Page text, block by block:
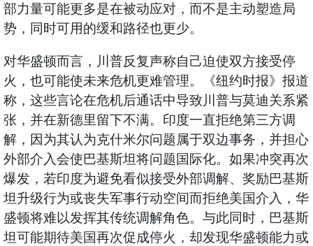
部力量可能更多是在被动应对，而不是主动塑造局
势，同时可用的缓和路径也更少。
对华盛顿而言，川普反复声称自己迫使双方接受停
火，也可能使未来危机更难管理。《纽约时报》报道
称，这些言论在危机后通话中导致川普与莫迪关系紧
张，并在新德里留下不满。印度一直拒绝第三方调
解，因为其认为克什米尔问题属于双边事务，并担心
外部介入会使巴基斯坦将问题国际化。如果冲突再次
爆发，若印度为避免看似接受外部调解、奖励巴基斯
坦升级行为或丧失军事行动空间而拒绝美国介入，华
盛顿将难以发挥其传统调解角色。与此同时，巴基斯
坦可能期待美国再次促成停火，却发现华盛顿能力或